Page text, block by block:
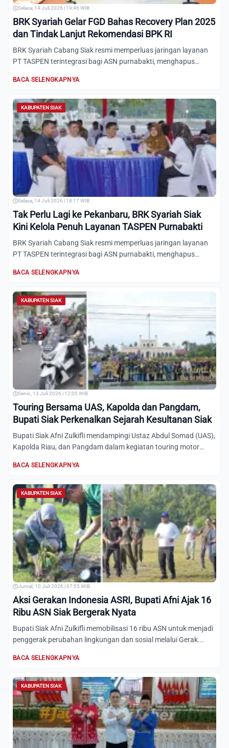
Selasa, 14 Juli 2026 | 19:46 WIB
BRK Syariah Gelar FGD Bahas Recovery Plan 2025
dan Tindak Lanjut Rekomendasi BPK RI
BRK Syariah Cabang Siak resmi memperluas jaringan layanan
PT TASPEN terintegrasi bagi ASN purnabakti, menghapus
BACA SELENGKAPNYA
KABUPATEN SIAK
Selasa, 14 Juli 2026 | 18:17 WIB
Tak Perlu Lagi ke Pekanbaru, BRK Syariah Siak
Kini Kelola Penuh Layanan TASPEN Purnabakti
BRK Syariah Cabang Siak resmi memperluas jaringan layanan
PT TASPEN terintegrasi bagi ASN purnabakti, menghapus
BACA SELENGKAPNYA
KABUPATEN SIAK
Senin, 13 Juli 2026 | 12:05 WIB
Touring Bersama UAS, Kapolda dan Pangdam,
Bupati Siak Perkenalkan Sejarah Kesultanan Siak
Bupati Siak Afni Zulkifli mendampingi Ustaz Abdul Somad (UAS),
Kapolda Riau, dan Pangdam dalam kegiatan touring motor
BACA SELENGKAPNYA
KABUPATEN SIAK
Jumat, 10 Juli 2026 | 07:55 WIB
Aksi Gerakan Indonesia ASRI, Bupati Afni Ajak 16
Ribu ASN Siak Bergerak Nyata
Bupati Siak Afni Zulkifli memobilisasi 16 ribu ASN untuk menjadi
penggerak perubahan lingkungan dan sosial melalui Gerak...
BACA SELENGKAPNYA
KABUPATEN SIAK